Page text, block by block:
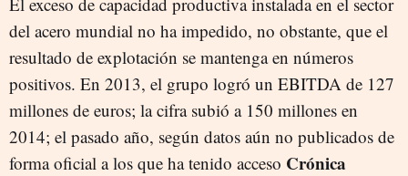
del acero mundial no ha impedido, no obstante, que el
resultado de explotación se mantenga en números
positivos. En 2013, el grupo logró un EBITDA de 127
millones de euros; la cifra subió a 150 millones en
2014; el pasado año, según datos aún no publicados de
forma oficial a los que ha tenido acceso Crónica